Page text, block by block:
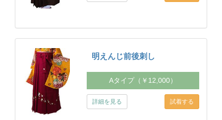
明えんじ前後刺し
Aタイプ（￥12,000）
詳細を見る